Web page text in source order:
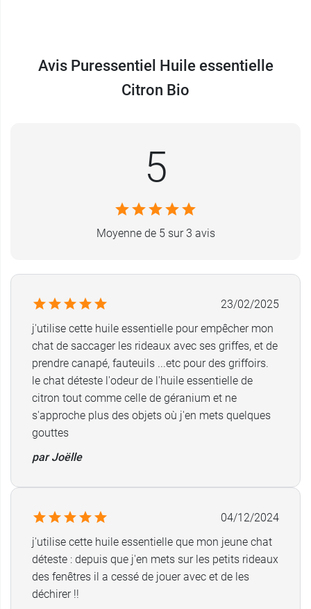
Caractéristiques de Puressentiel
100% pure & naturelle,
Chémotypée : c'est une huile Essentielle
HEBBD - Huile Essentielle Botaniquement et
Biochimiquement Définie,
Certifié AB - Agriculture Biologique, FR-BIO-
01 Agriculture UE. .
Précautions d'emploi
de Puressentiel Huile essentielle
Citron Bio
Ne pas utiliser chez les enfants de moins de
7 ans.
Ne pas utiliser chez les femmes enceintes
ou allaitantes
Ne pas utiliser chez les personnes ayant des
antécédents de troubles convulsifs ou
épileptiques.
allergiques aux huiles essentielles.
rapprocher d'un professionnel de santé.
Ne pas dépasser la dose journalière
recommandée.
Ne se substitue pas à une alimentation variée et
Avis Puressentiel Huile essentielle
Citron Bio
5
Moyenne de 5 sur 3 avis
23/02/2025
j'utilise cette huile essentielle pour empêcher mon
chat de saccager les rideaux avec ses griffes, et de
prendre canapé, fauteuils ...etc pour des griffoirs.
le chat déteste l'odeur de l'huile essentielle de
citron tout comme celle de géranium et ne
s'approche plus des objets où j'en mets quelques
gouttes
par Joëlle
04/12/2024
j'utilise cette huile essentielle que mon jeune chat
déteste : depuis que j'en mets sur les petits rideaux
des fenêtres il a cessé de jouer avec et de les
déchirer !!